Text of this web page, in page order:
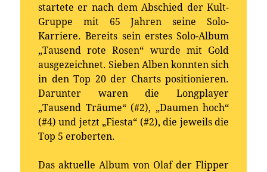
startete er nach dem Abschied der Kult-
Gruppe mit 65 Jahren seine Solo-
Karriere. Bereits sein erstes Solo-Album
„Tausend rote Rosen“ wurde mit Gold
ausgezeichnet. Sieben Alben konnten sich
in den Top 20 der Charts positionieren.
Darunter waren die Longplayer
„Tausend Träume“ (#2), „Daumen hoch“
(#4) und jetzt „Fiesta“ (#2), die jeweils die
Top 5 eroberten.
Das aktuelle Album von Olaf der Flipper